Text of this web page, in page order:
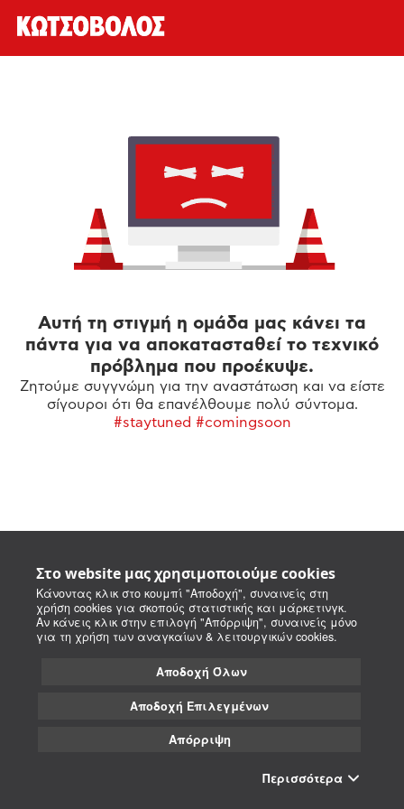
Στο website μας χρησιμοποιούμε cookies
Κάνοντας κλικ στο κουμπί "Αποδοχή", συναινείς στη
χρήση cookies για σκοπούς στατιστικής και μάρκετινγκ.
Αν κάνεις κλικ στην επιλογή "Απόρριψη", συναινείς μόνο
για τη χρήση των αναγκαίων & λειτουργικών cookies.
Αποδοχή Όλων
Αποδοχή Επιλεγμένων
Απόρριψη
Περισσότερα
Αυτή τη στιγμή η ομάδα μας κάνει τα
πάντα για να αποκατασταθεί το τεχνικό
πρόβλημα που προέκυψε.
Ζητούμε συγγνώμη για την αναστάτωση και να είστε
σίγουροι ότι θα επανέλθουμε πολύ σύντομα.
#staytuned #comingsoon